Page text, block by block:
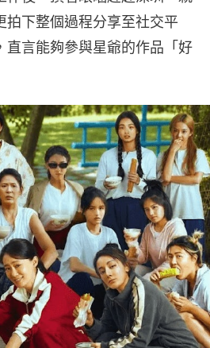
拍下整個過程分享至社交平
直言能夠參與星爺的作品「好